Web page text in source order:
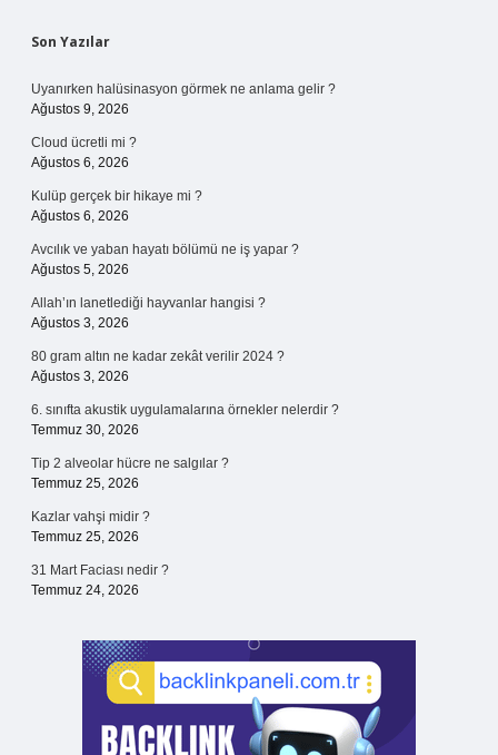
Sidebar
Son Yazılar
Uyanırken halüsinasyon görmek ne anlama gelir ?
Ağustos 9, 2026
Cloud ücretli mi ?
Ağustos 6, 2026
Kulüp gerçek bir hikaye mi ?
Ağustos 6, 2026
Avcılık ve yaban hayatı bölümü ne iş yapar ?
Ağustos 5, 2026
Allah’ın lanetlediği hayvanlar hangisi ?
Ağustos 3, 2026
80 gram altın ne kadar zekât verilir 2024 ?
Ağustos 3, 2026
6. sınıfta akustik uygulamalarına örnekler nelerdir ?
Temmuz 30, 2026
Tip 2 alveolar hücre ne salgılar ?
Temmuz 25, 2026
Kazlar vahşi midir ?
Temmuz 25, 2026
31 Mart Faciası nedir ?
Temmuz 24, 2026